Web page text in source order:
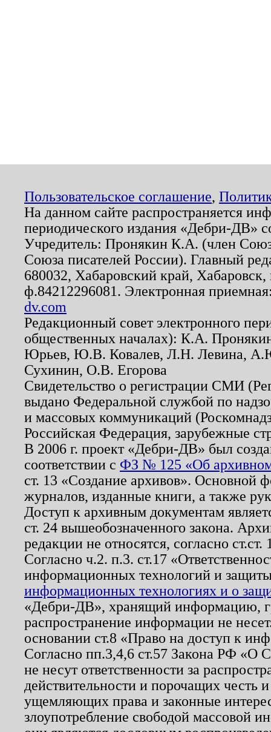
Пользовательское соглашение,
На данном сайте распространяется
периодического издания «Дебри-ДВ»
Учредитель: Пронякин К.А. (член
Союза писателей России). Главный
680032, Хабаровский край,
ф.84212296081. Электронная
dv.com
Редакционный совет электронного
общественных началах): К.А.
Юрьев, Ю.В. Ковалев, Л.Н. Левина,
Сухинин, О.В. Егорова
Свидетельство о регистрации СМИ
выдано Федеральной службой по
и массовых коммуникаций
Российская Федерация, зарубежные
В 2006 г. проект «Дебри-ДВ» был
соответствии с ФЗ № 125 «Об
ст. 13 «Создание архивов». Основной
журналов, изданные книги, а также
Доступ к архивным документам
ст. 24 вышеобозначенного закона.
редакции не относятся, согласно
Согласно ч.2. п.3. ст.17
информационных технологий и
информационных технологиях и о
«Дебри-ДВ», хранящий информацию,
распространение информации не
основании ст.8 «Право на доступ к
Согласно пп.3,4,6 ст.57 Закона РФ «О
не несут ответственности за
действительности и порочащих честь
ущемляющих права и законные
злоупотребление свободой массовой